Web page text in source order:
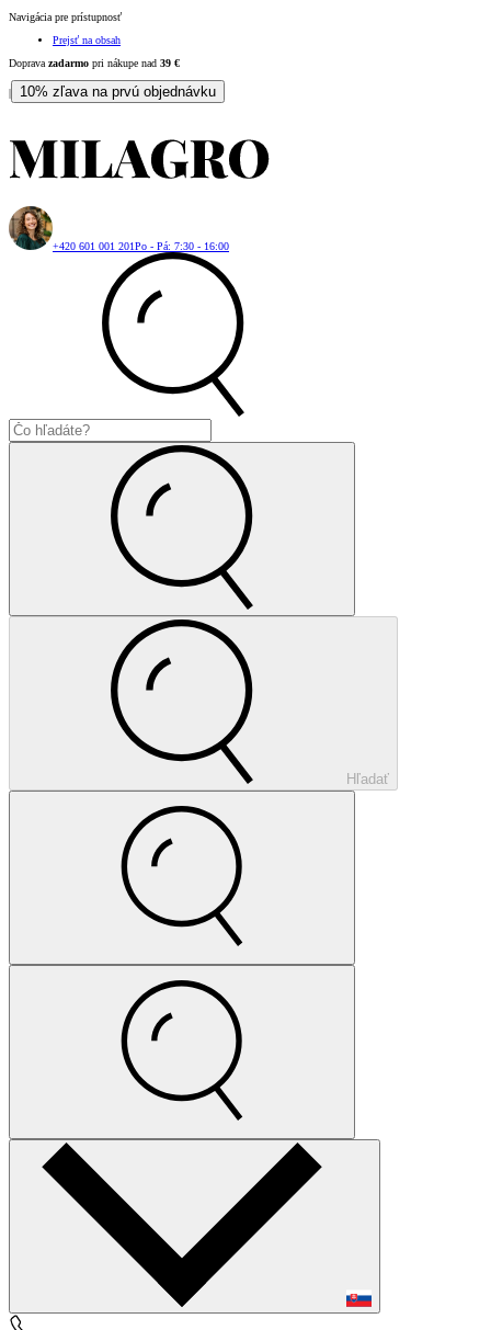
Navigácia pre prístupnosť
Prejsť na obsah
Doprava zadarmo pri nákupe nad 39 €
| 10% zľava na prvú objednávku
+420 601 001 201Po - Pá: 7:30 - 16:00
Hľadať